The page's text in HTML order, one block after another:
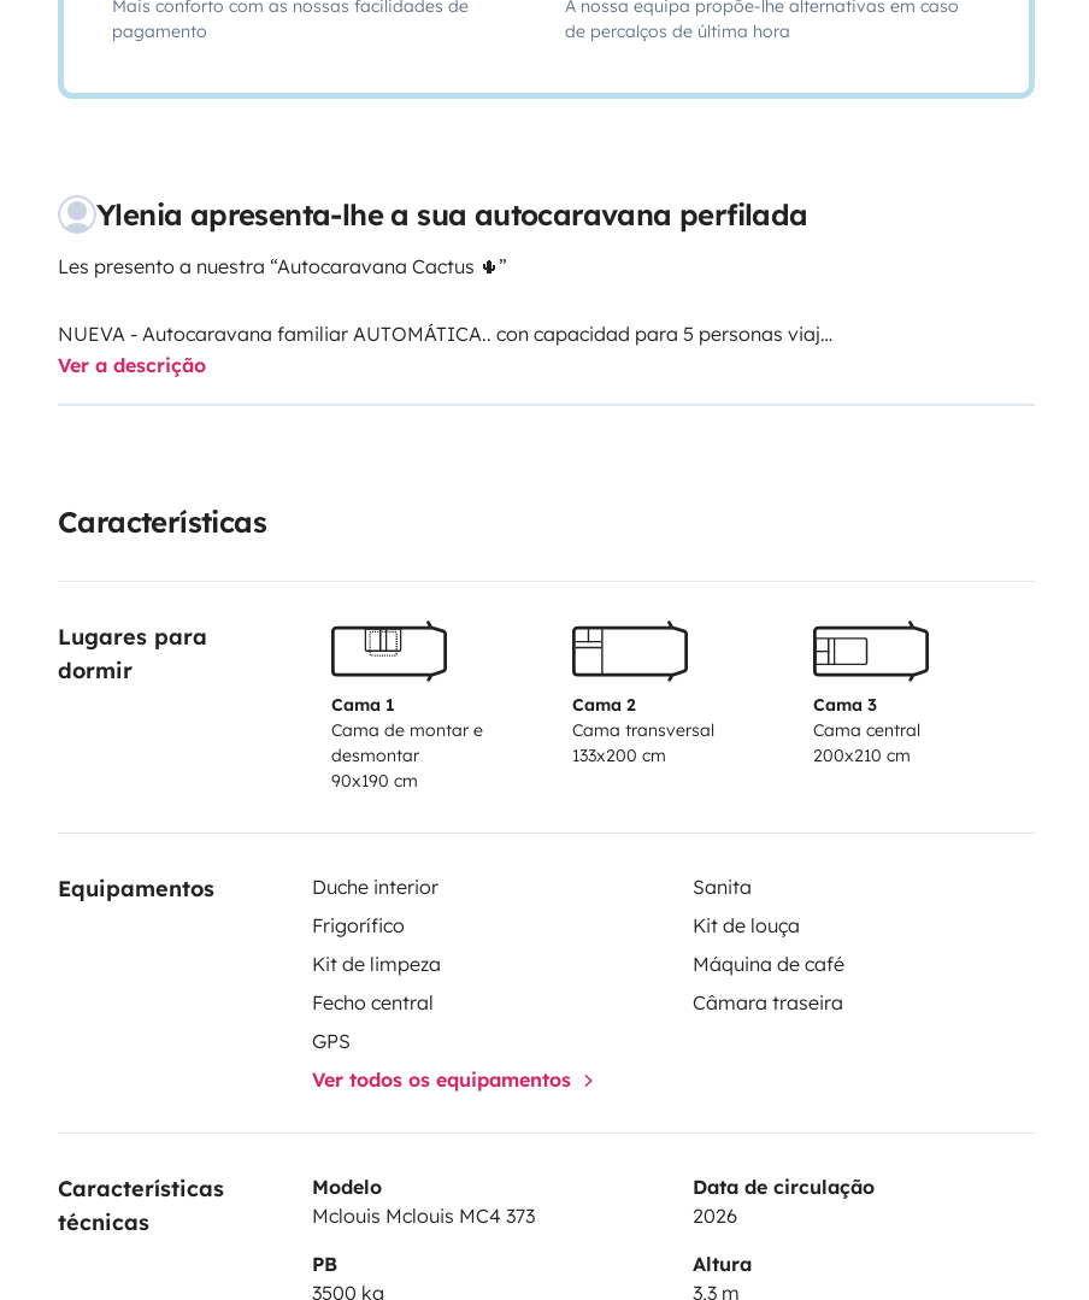
Mais conforto com as nossas facilidades de
pagamento
A nossa equipa propõe-lhe alternativas em caso
de percalços de última hora
Ylenia apresenta-lhe a sua autocaravana perfilada
Les presento a nuestra “Autocaravana Cactus 🌵”
NUEVA - Autocaravana familiar AUTOMÁTICA.. con capacidad para 5 personas viajar
y hasta 7 personas dormir. (5 adultos - 2 niños).
- Salón espacioso.
¡LO TIENE TODO!
Para los que busquen el mejor confort durante su viaje - ESTA ES TU OPCIÓN 👌🏽
Experiencia 100% garantizada.
Ver a descrição
Características
Lugares para
dormir
Cama 1
Cama de montar e
desmontar
90x190 cm
Cama 2
Cama transversal
133x200 cm
Cama 3
Cama central
200x210 cm
Equipamentos Duche interior
Sanita
Frigorífico
Kit de louça
Kit de limpeza
Máquina de café
Fecho central
Câmara traseira
GPS
Ver todos os equipamentos
Características
técnicas
Modelo
Mclouis Mclouis MC4 373
Data de circulação
2026
PB
3500 kg
Altura
3,3 m